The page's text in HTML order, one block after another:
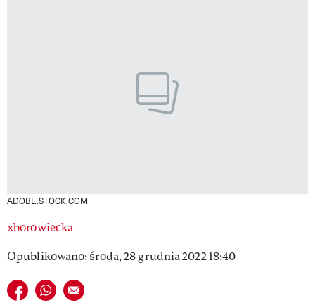
ADOBE.STOCK.COM
xborowiecka
Opublikowano: środa, 28 grudnia 2022 18:40
Udostępnij na facebook
Udostępnij na whatsapp
E-mail do przyjaciela